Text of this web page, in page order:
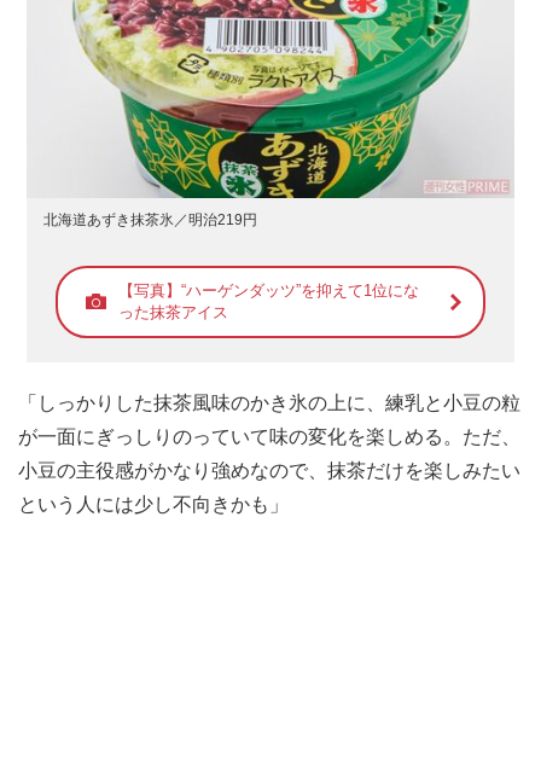
北海道あずき抹茶氷／明治219円
【写真】“ハーゲンダッツ”を抑えて1位にな
った抹茶アイス
「しっかりした抹茶風味のかき氷の上に、練乳と小豆の粒
が一面にぎっしりのっていて味の変化を楽しめる。ただ、
小豆の主役感がかなり強めなので、抹茶だけを楽しみたい
という人には少し不向きかも」